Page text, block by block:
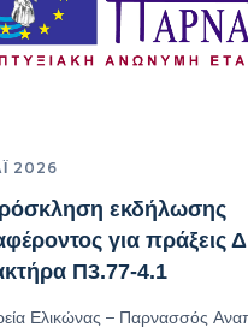
2026
εκδήλωσης
για πράξεις
Π3.77-4.1
Ελικώνας – Παρνασσός